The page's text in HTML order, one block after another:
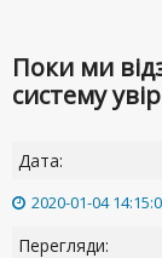
Поки ми
систему
Дата:
2020-01-04
Перегляди: